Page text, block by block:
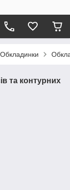
Обкладинки
та контурних